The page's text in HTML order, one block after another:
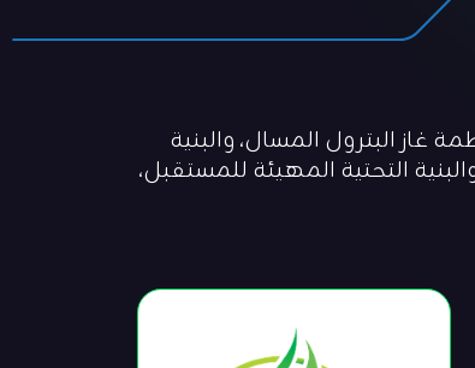
غاز البترول المسال، والبنية
التحتية المهيئة للمستقبل،